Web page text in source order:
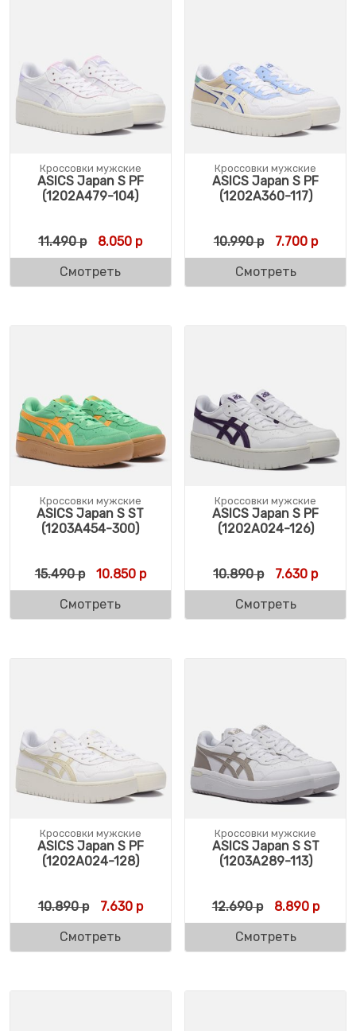
Кроссовки мужские
ASICS Japan S PF
(1202A479-104)
11.490р Первоначальная цена составляла 11.490
8.050 рТекущая цена: 8.050 р.
Смотреть
Кроссовки мужские
ASICS Japan S PF
(1202A360-117)
10.990р 7.700р
Смотреть
Кроссовки мужские
ASICS Japan S ST
(1203A454-300)
15.490р Первоначальная цена составляла 15.490
10.850рТекущая цена: 10.850 р.
Смотреть
Кроссовки мужские
ASICS Japan S PF
(1202A024-126)
10.890р 7.630 р
Смотреть
Кроссовки мужские
ASICS Japan S PF
(1202A024-128)
10.890р Первоначальная цена составляла 10.890
7.630рТекущая цена: 7.630 р.
Смотреть
Кроссовки мужские
ASICS Japan S ST
(1203A289-113)
12.690р 8.890р
Смотреть